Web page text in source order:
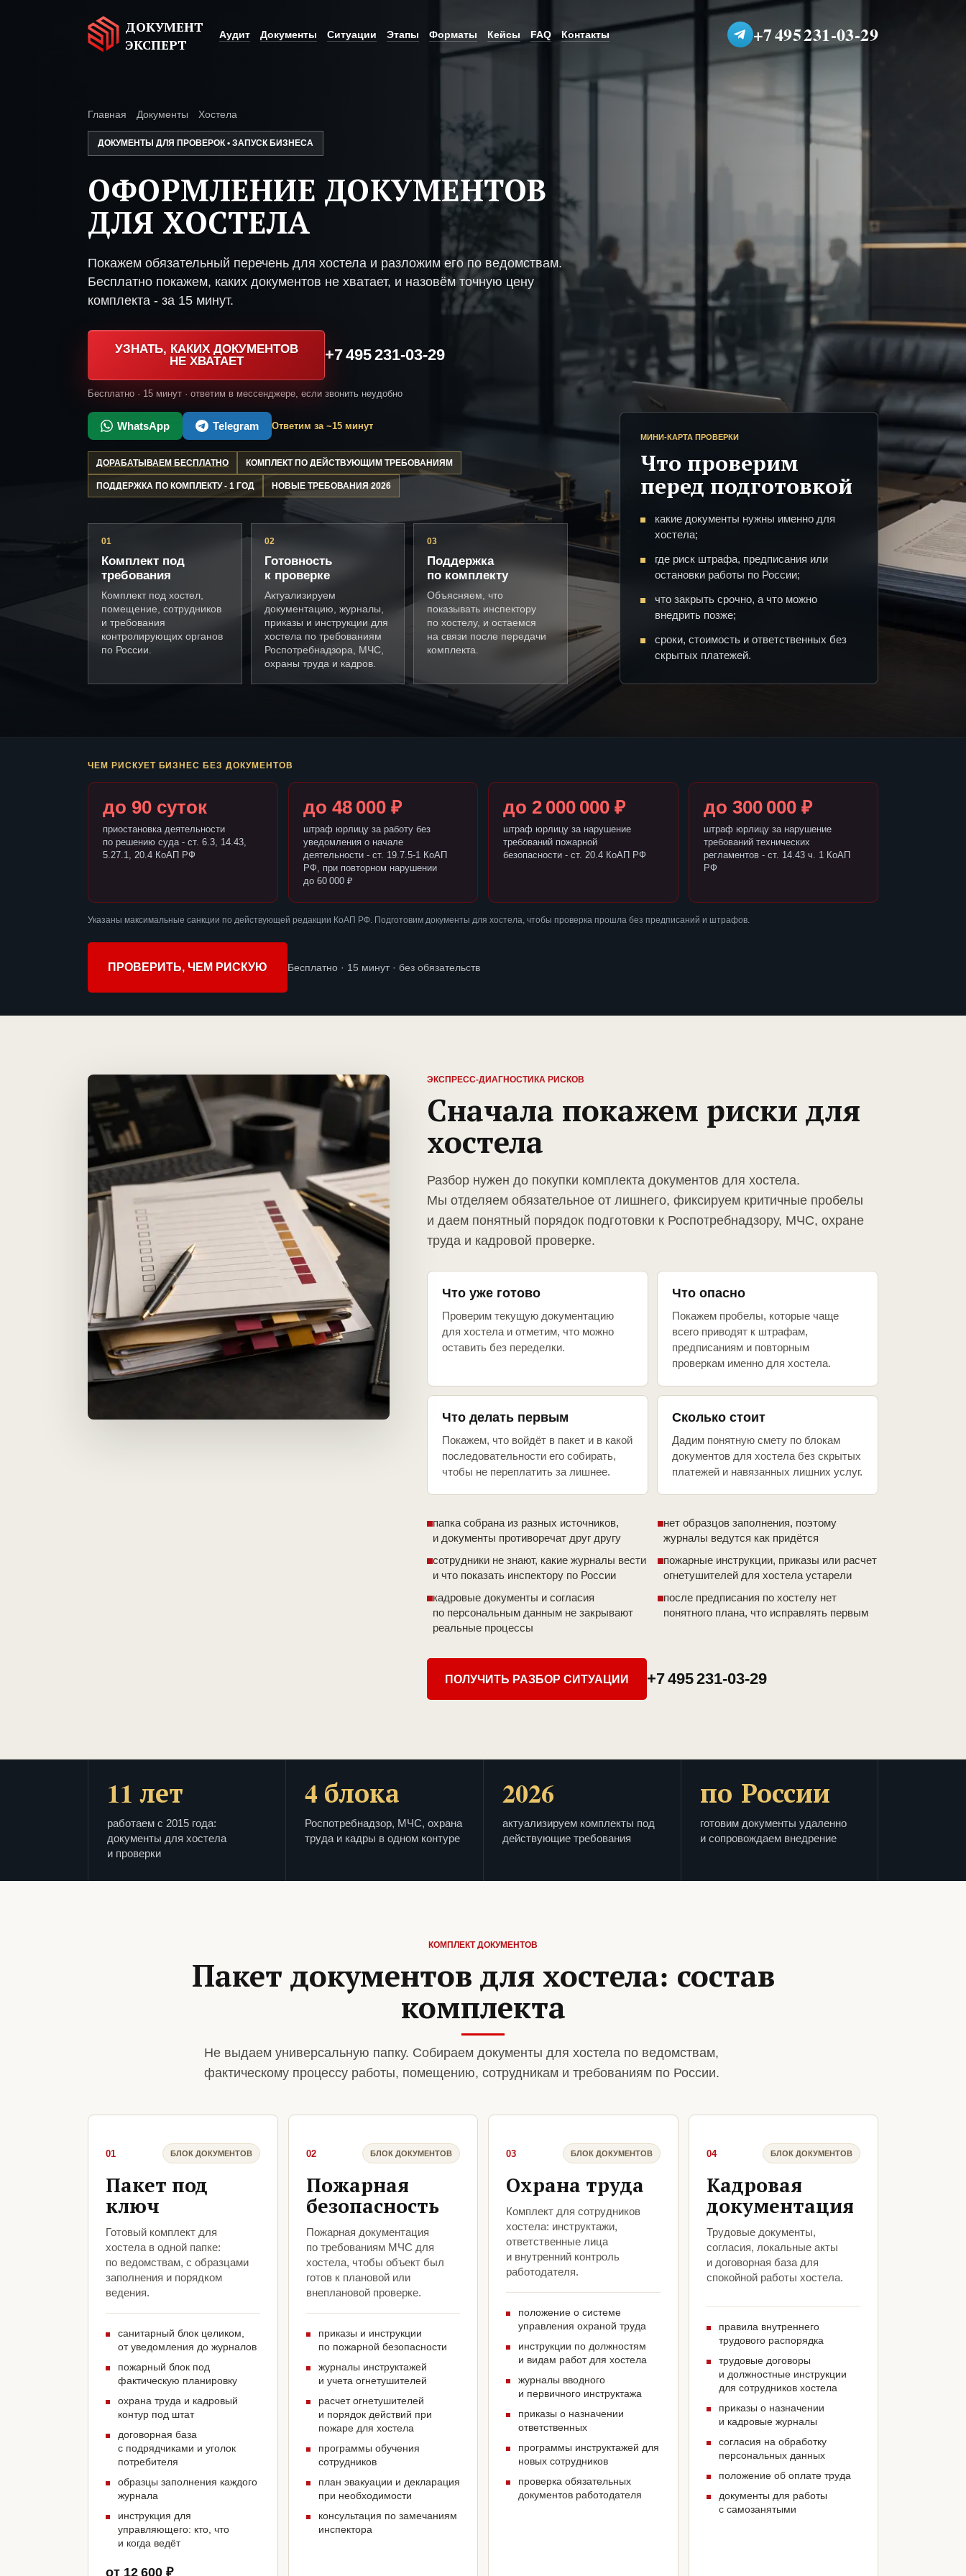
ДОКУМЕНТ
ЭКСПЕРТ
Аудит Документы Ситуации Этапы Форматы Кейсы FAQ Контакты +7 495 231-03-29
Главная Документы Хостела
ДОКУМЕНТЫ ДЛЯ ПРОВЕРОК • ЗАПУСК БИЗНЕСА
ОФОРМЛЕНИЕ ДОКУМЕНТОВ
ДЛЯ ХОСТЕЛА
Покажем обязательный перечень для хостела и разложим его по ведомствам.
Бесплатно покажем, каких документов не хватает, и назовём точную цену
комплекта - за 15 минут.
УЗНАТЬ, КАКИХ ДОКУМЕНТОВ
НЕ ХВАТАЕТ
+7 495 231-03-29
Бесплатно · 15 минут · ответим в мессенджере, если звонить неудобно
WhatsApp Telegram Ответим за ~15 минут
ДОРАБАТЫВАЕМ БЕСПЛАТНО КОМПЛЕКТ ПО ДЕЙСТВУЮЩИМ ТРЕБОВАНИЯМ
ПОДДЕРЖКА ПО КОМПЛЕКТУ - 1 ГОД НОВЫЕ ТРЕБОВАНИЯ 2026
01
Комплект под
требования
Комплект под хостел,
помещение, сотрудников
и требования
контролирующих органов
по России.
02
Готовность
к проверке
Актуализируем
документацию, журналы,
приказы и инструкции для
хостела по требованиям
Роспотребнадзора, МЧС,
охраны труда и кадров.
03
Поддержка
по комплекту
Объясняем, что
показывать инспектору
по хостелу, и остаемся
на связи после передачи
комплекта.
МИНИ-КАРТА ПРОВЕРКИ
Что проверим
перед подготовкой
какие документы нужны именно для
хостела;
где риск штрафа, предписания или
остановки работы по России;
что закрыть срочно, а что можно
внедрить позже;
сроки, стоимость и ответственных без
скрытых платежей.
ЧЕМ РИСКУЕТ БИЗНЕС БЕЗ ДОКУМЕНТОВ
до 90 суток
приостановка деятельности
по решению суда - ст. 6.3, 14.43,
5.27.1, 20.4 КоАП РФ
до 48 000 ₽
штраф юрлицу за работу без
уведомления о начале
деятельности - ст. 19.7.5-1 КоАП
РФ, при повторном нарушении
до 60 000 ₽
до 2 000 000 ₽
штраф юрлицу за нарушение
требований пожарной
безопасности - ст. 20.4 КоАП РФ
до 300 000 ₽
штраф юрлицу за нарушение
требований технических
регламентов - ст. 14.43 ч. 1 КоАП
РФ
Указаны максимальные санкции по действующей редакции КоАП РФ. Подготовим документы для хостела, чтобы проверка прошла без предписаний и штрафов.
ПРОВЕРИТЬ, ЧЕМ РИСКУЮ Бесплатно · 15 минут · без обязательств
ЭКСПРЕСС-ДИАГНОСТИКА РИСКОВ
Сначала покажем риски для
хостела
Разбор нужен до покупки комплекта документов для хостела.
Мы отделяем обязательное от лишнего, фиксируем критичные пробелы
и даем понятный порядок подготовки к Роспотребнадзору, МЧС, охране
труда и кадровой проверке.
Что уже готово
Проверим текущую документацию
для хостела и отметим, что можно
оставить без переделки.
Что опасно
Покажем пробелы, которые чаще
всего приводят к штрафам,
предписаниям и повторным
проверкам именно для хостела.
Что делать первым
Покажем, что войдёт в пакет и в какой
последовательности его собирать,
чтобы не переплатить за лишнее.
Сколько стоит
Дадим понятную смету по блокам
документов для хостела без скрытых
платежей и навязанных лишних услуг.
папка собрана из разных источников,
и документы противоречат друг другу
нет образцов заполнения, поэтому
журналы ведутся как придётся
сотрудники не знают, какие журналы вести
и что показать инспектору по России
пожарные инструкции, приказы или расчет
огнетушителей для хостела устарели
кадровые документы и согласия
по персональным данным не закрывают
реальные процессы
после предписания по хостелу нет
понятного плана, что исправлять первым
ПОЛУЧИТЬ РАЗБОР СИТУАЦИИ +7 495 231-03-29
11 лет
работаем с 2015 года:
документы для хостела
и проверки
4 блока
Роспотребнадзор, МЧС, охрана
труда и кадры в одном контуре
2026
актуализируем комплекты под
действующие требования
по России
готовим документы удаленно
и сопровождаем внедрение
КОМПЛЕКТ ДОКУМЕНТОВ
Пакет документов для хостела: состав
комплекта
Не выдаем универсальную папку. Собираем документы для хостела по ведомствам,
фактическому процессу работы, помещению, сотрудникам и требованиям по России.
01 БЛОК ДОКУМЕНТОВ
Пакет под
ключ
Готовый комплект для
хостела в одной папке:
по ведомствам, с образцами
заполнения и порядком
ведения.
санитарный блок целиком,
от уведомления до журналов
пожарный блок под
фактическую планировку
охрана труда и кадровый
контур под штат
договорная база
с подрядчиками и уголок
потребителя
образцы заполнения каждого
журнала
инструкция для
управляющего: кто, что
и когда ведёт
от 12 600 ₽
02 БЛОК ДОКУМЕНТОВ
Пожарная
безопасность
Пожарная документация
по требованиям МЧС для
хостела, чтобы объект был
готов к плановой или
внеплановой проверке.
приказы и инструкции
по пожарной безопасности
журналы инструктажей
и учета огнетушителей
расчет огнетушителей
и порядок действий при
пожаре для хостела
программы обучения
сотрудников
план эвакуации и декларация
при необходимости
консультация по замечаниям
инспектора
03 БЛОК ДОКУМЕНТОВ
Охрана труда
Комплект для сотрудников
хостела: инструктажи,
ответственные лица
и внутренний контроль
работодателя.
положение о системе
управления охраной труда
инструкции по должностям
и видам работ для хостела
журналы вводного
и первичного инструктажа
приказы о назначении
ответственных
программы инструктажей для
новых сотрудников
проверка обязательных
документов работодателя
04 БЛОК ДОКУМЕНТОВ
Кадровая
документация
Трудовые документы,
согласия, локальные акты
и договорная база для
спокойной работы хостела.
правила внутреннего
трудового распорядка
трудовые договоры
и должностные инструкции
для сотрудников хостела
приказы о назначении
и кадровые журналы
согласия на обработку
персональных данных
положение об оплате труда
документы для работы
с самозанятыми